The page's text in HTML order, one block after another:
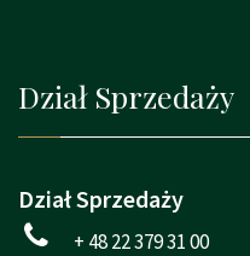
Dział Sprzedaży
Dział Sprzedaży
+ 48 22 379 31 00